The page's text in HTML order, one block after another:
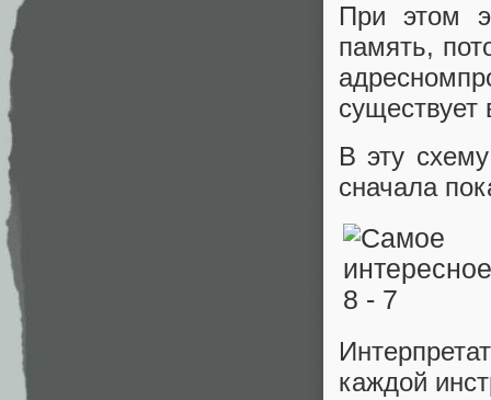
При этом
память,
существует
В эту
сначала
каждой